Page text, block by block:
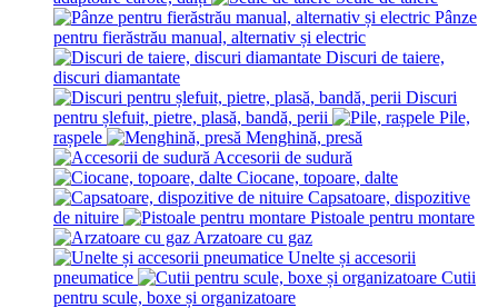
Pânze
pentru fierăstrău manual, alternativ și electric
Discuri de taiere,
discuri diamantate
Discuri
pentru șlefuit, pietre, plasă, bandă, perii
Pile,
rașpele
Menghină, presă
Accesorii de sudură
Ciocane, topoare, dalte
Capsatoare, dispozitive
de nituire
Pistoale pentru montare
Arzatoare cu gaz
Unelte și accesorii
pneumatice
Cutii
pentru scule, boxe și organizatoare